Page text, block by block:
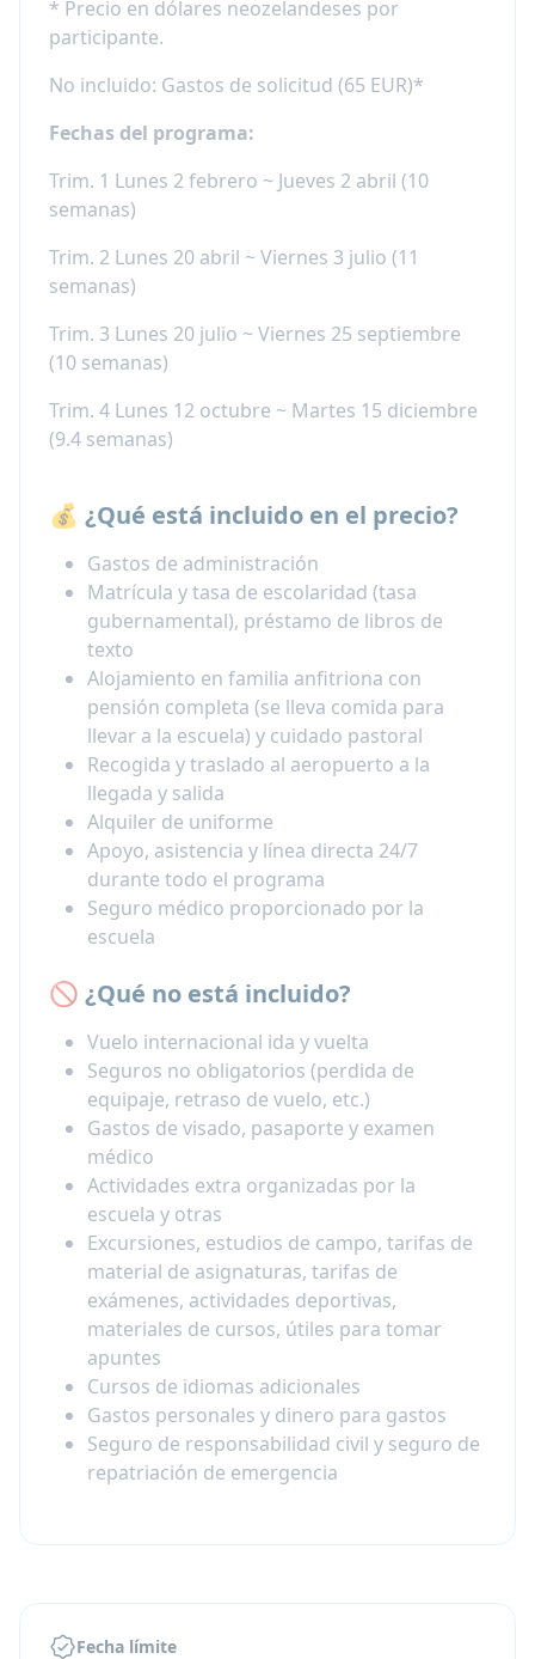
* Precio en dólares neozelandeses por
participante.
No incluido: Gastos de solicitud (65 EUR)*
Fechas del programa:
Trim. 1 Lunes 2 febrero ~ Jueves 2 abril (10
semanas)
Trim. 2 Lunes 20 abril ~ Viernes 3 julio (11
semanas)
Trim. 3 Lunes 20 julio ~ Viernes 25 septiembre
(10 semanas)
Trim. 4 Lunes 12 octubre ~ Martes 15 diciembre
(9.4 semanas)
💰 ¿Qué está incluido en el precio?
Gastos de administración
Matrícula y tasa de escolaridad (tasa
gubernamental), préstamo de libros de
texto
Alojamiento en familia anfitriona con
pensión completa (se lleva comida para
llevar a la escuela) y cuidado pastoral
Recogida y traslado al aeropuerto a la
llegada y salida
Alquiler de uniforme
Apoyo, asistencia y línea directa 24/7
durante todo el programa
Seguro médico proporcionado por la
escuela
🚫 ¿Qué no está incluido?
Vuelo internacional ida y vuelta
Seguros no obligatorios (perdida de
equipaje, retraso de vuelo, etc.)
Gastos de visado, pasaporte y examen
médico
Actividades extra organizadas por la
escuela y otras
Excursiones, estudios de campo, tarifas de
material de asignaturas, tarifas de
exámenes, actividades deportivas,
materiales de cursos, útiles para tomar
apuntes
Cursos de idiomas adicionales
Gastos personales y dinero para gastos
Seguro de responsabilidad civil y seguro de
repatriación de emergencia
Fecha límite